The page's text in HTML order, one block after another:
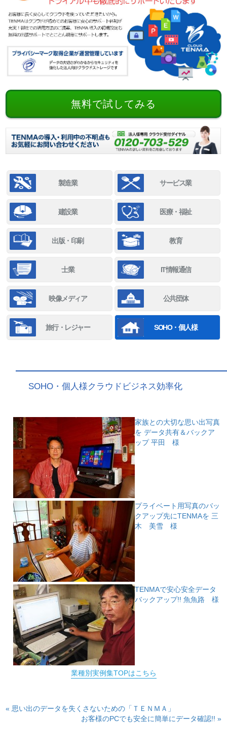
無料で試してみる
製造業 サービス業
建設業 医療・福祉
出版・印刷 教育
士業 IT情報通信
映像メディア 公共団体
旅行・レジャー SOHO・個人様
SOHO・個人様クラウドビジネス効率化
家族との大切な思い出写真
を データ共有＆バックア
ップ平田 様
プライベート用写真のバッ
クアップ先にTENMAを三
木 美雪 様
TENMAで安心安全データ
バックアップ!!魚魚路 様
業種別実例集TOPはこちら
« 思い出のデータを失くさないための「ＴＥＮＭＡ」
お客様のPCでも安全に簡単にデータ確認!! »